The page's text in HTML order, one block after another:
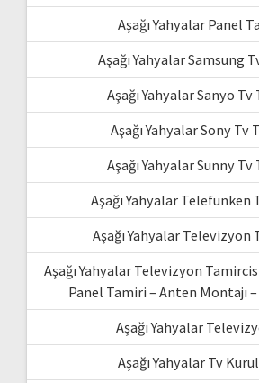
Aşağı Yahyalar Panel
Aşağı Yahyalar Samsung
Aşağı Yahyalar Sanyo
Aşağı Yahyalar Sony Tv
Aşağı Yahyalar Sunny
Aşağı Yahyalar Telefunken
Aşağı Yahyalar Televizyon
Aşağı Yahyalar Televizyon
Panel Tamiri – Anten Montajı
Aşağı Yahyalar
Aşağı Yahyalar Tv